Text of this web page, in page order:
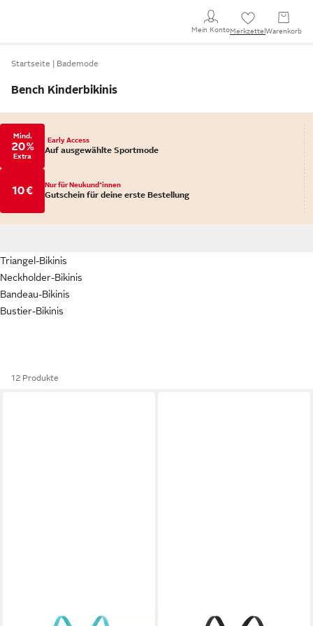
Mein KontoMerkzettel Warenkorb
Startseite Bademode
Bench Kinderbikinis
Mind.
20 %
Extra
Early Access
Auf ausgewählte Sportmode
10 € Nur für Neukund*innen
Gutschein für deine erste Bestellung
Triangel-Bikinis
Neckholder-Bikinis
Bandeau-Bikinis
Bustier-Bikinis
12 Produkte